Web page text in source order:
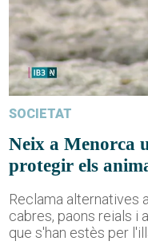
SOCIETAT
Neix a Menorca
protegir els
Reclama alternatives
cabres, paons reials i
que s'han estès per